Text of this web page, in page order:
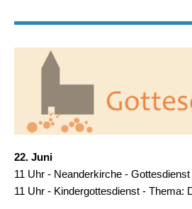
22. Juni
11 Uhr - Neanderkirche -
11 Uhr - Kindergottesdienst - Thema: